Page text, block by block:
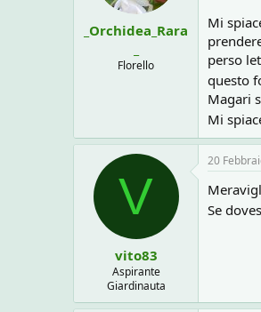
_Orchidea_Rara
Florello
Mi
perso
questo
Magari
Mi
V
vito83
Aspirante
Giardinauta
20
Se